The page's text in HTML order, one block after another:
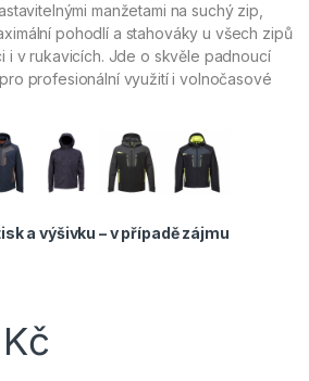
manžetami na suchý zip,
pohodlí a stahováky u všech zipů
i v rukavicích. Jde o skvěle padnoucí
profesionální využití i volnočasové
a výšivku – v případě zájmu
Kč